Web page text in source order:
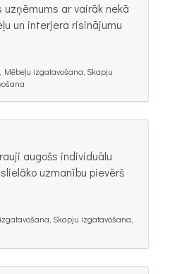
ar vairāk nekā
un interjera risinājumu
izgatavošana, Skapju
augošs individuālu
uzmanību pievērš
Skapju izgatavošana,